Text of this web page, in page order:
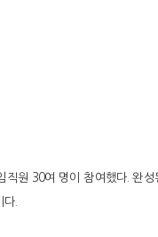
직원 30여 명이 참여했다. 완
.